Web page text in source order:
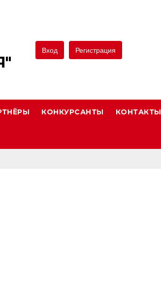
Вход Регистрация
КОНКУРСАНТЫ КОНТАКТЫ